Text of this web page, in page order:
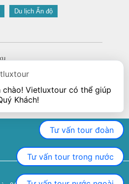
Du lịch Ấn độ
bảo mật thông tin
chào! Vietluxtour có thể giúp
Khách!
Tư vấn tour đoàn
Tư vấn tour trong nước